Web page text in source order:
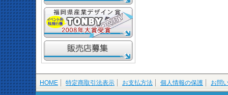
HOME 特定商取引法表示 お支払方法 個人情報の保護 お問